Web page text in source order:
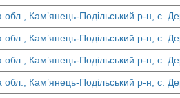
Кам’янець-Подільський р-н, с.
Кам’янець-Подільський р-н, с.
Кам’янець-Подільський р-н, с.
Кам’янець-Подільський р-н, с.